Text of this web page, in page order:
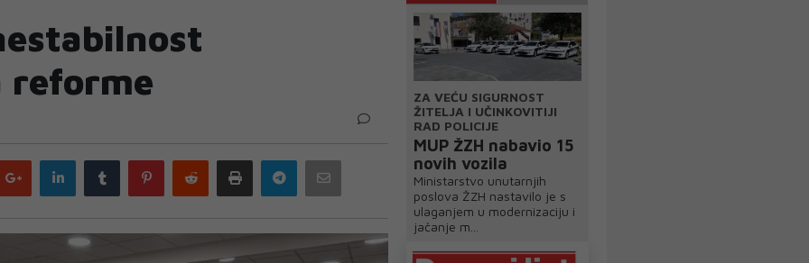
reforme
Google
plus
LinkedIn Tumblr PinterestReddit Print Telegram
ZA VEĆU SIGURNOST
ŽITELJA I UČINKOVITIJI
RAD POLICIJE
MUP ŽZH nabavio 15
novih vozila
Ministarstvo unutarnjih
poslova ŽZH nastavilo je s
ulaganjem u modernizaciju i
jačanje m...